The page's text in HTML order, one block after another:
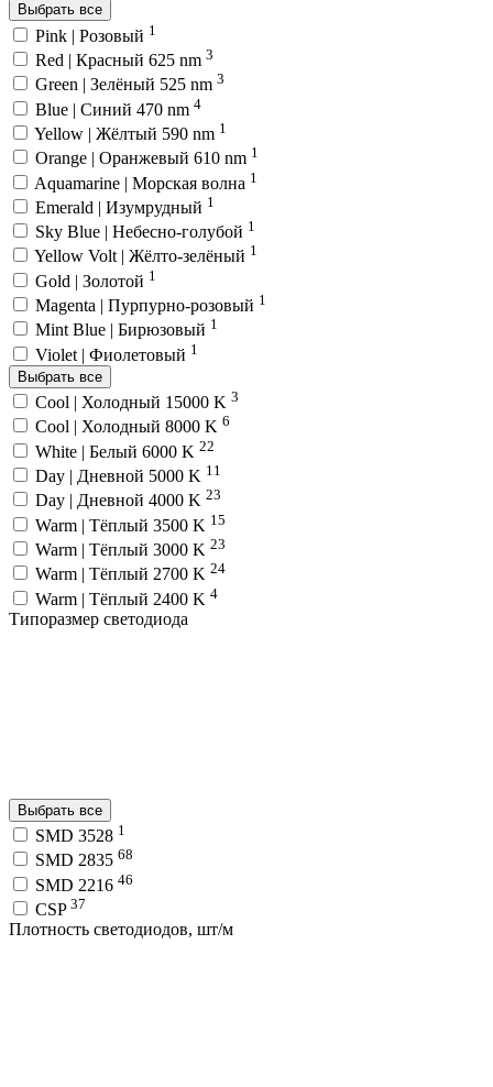
Выбрать все
Pink | Розовый 1
Red | Красный 625 nm 3
Green | Зелёный 525 nm 3
Blue | Синий 470 nm 4
Yellow | Жёлтый 590 nm 1
Orange | Оранжевый 610 nm 1
Aquamarine | Морская волна 1
Emerald | Изумрудный 1
Sky Blue | Небесно-голубой 1
Yellow Volt | Жёлто-зелёный 1
Gold | Золотой 1
Magenta | Пурпурно-розовый 1
Mint Blue | Бирюзовый 1
Violet | Фиолетовый 1
Выбрать все
Cool | Холодный 15000 K 3
Cool | Холодный 8000 K 6
White | Белый 6000 K 22
Day | Дневной 5000 K 11
Day | Дневной 4000 K 23
Warm | Тёплый 3500 K 15
Warm | Тёплый 3000 K 23
Warm | Тёплый 2700 K 24
Warm | Тёплый 2400 K 4
Типоразмер светодиода
Выбрать все
SMD 3528 1
SMD 2835 68
SMD 2216 46
CSP 37
Плотность светодиодов, шт/м